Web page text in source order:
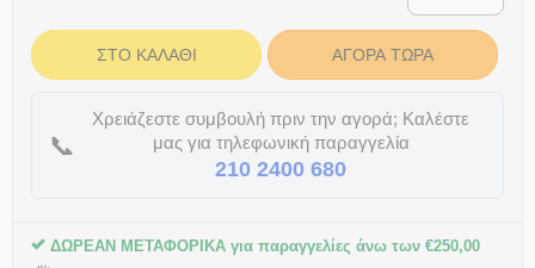
ΣΤΟ ΚΑΛΆΘΙ ΑΓΟΡΆ ΤΏΡΑ
📞
Χρειάζεστε συμβουλή πριν την αγορά; Καλέστε
μας για τηλεφωνική παραγγελία
210 2400 680
ΔΩΡΕΑΝ ΜΕΤΑΦΟΡΙΚΑ για παραγγελίες άνω των €250,00